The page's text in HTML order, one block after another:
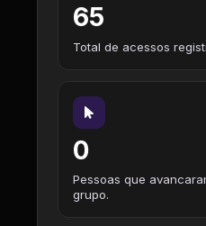
65
Total de acessos
0
Pessoas que
grupo.